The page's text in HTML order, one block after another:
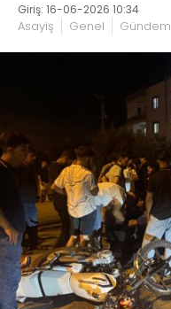
Giriş: 16-06-2026 10:34
Asayiş Genel Gündem